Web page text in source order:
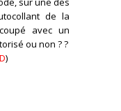
de la
avec un
ou non ? ?
)